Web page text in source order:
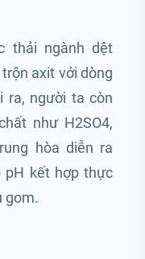
thải ngành dệt
axit với dòng
ra, người ta còn
như H2SO4,
hòa diễn ra
pH kết hợp thực
gom.